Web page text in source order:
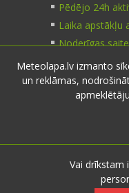
Pēdējo 24h
Laika apstākļu
Noderīgas
Kontakti
Seko mums
Meteolapa.lv izmanto
un reklāmas,
Vai drīkstam